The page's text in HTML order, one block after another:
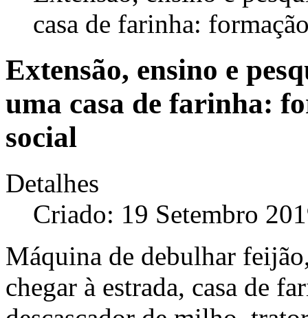
casa de farinha:
Extensão, ensino e
uma casa de farinha:
social
Detalhes
Criado: 19 Setembro
Máquina de debulhar
chegar à estrada, casa de